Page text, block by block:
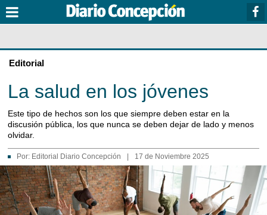
Editorial
La salud en los jóvenes
Este tipo de hechos son los que siempre deben estar en la
discusión pública, los que nunca se deben dejar de lado y menos
olvidar.
Por: Editorial Diario Concepción 17 de Noviembre 2025